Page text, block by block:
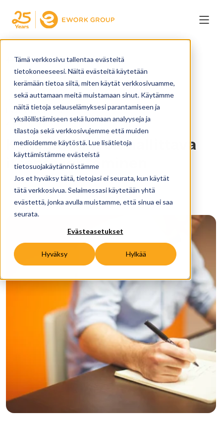
Tämä verkkosivu tallentaa evästeitä
tietokoneeseesi. Näitä evästeitä käytetään
kerämään tietoa siitä, miten käytät verkkosivuamme,
sekä auttamaan meitä muistamaan sinut. Käytämme
näitä tietoja selauselämyksesi parantamiseen ja
yksilöllistämiseen sekä luomaan analyyseja ja
tilastoja sekä verkkosivujemme että muiden
medioidemme käytöstä. Lue lisätietoja
käyttämistämme evästeistä
tietosuojakäytännöstämme
Jos et hyväksy tätä, tietojasi ei seurata, kun käytät
tätä verkkosivua. Selaimessasi käytetään yhtä
evästettä, jonka avulla muistamme, että sinua ei saa
seurata.
Evästeasetukset
Hyväksy Hylkää
← PALAA TAKAISIN
14. JOULUKUUTA 2019
EWORK GROUP
2 MIN LUKEA
Konsultinkin on hallittava
itsensä johtaminen
Ework